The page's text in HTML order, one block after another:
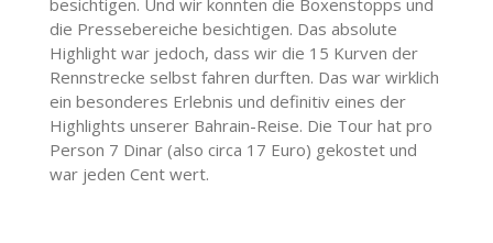
besichtigen. Und wir konnten die Boxenstopps und
die Pressebereiche besichtigen. Das absolute
Highlight war jedoch, dass wir die 15 Kurven der
Rennstrecke selbst fahren durften. Das war wirklich
ein besonderes Erlebnis und definitiv eines der
Highlights unserer Bahrain-Reise. Die Tour hat pro
Person 7 Dinar (also circa 17 Euro) gekostet und
war jeden Cent wert.